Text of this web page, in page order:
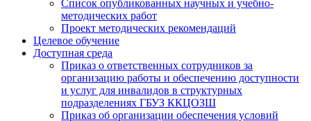
Список опубликованных научных и учебно-
методических работ
Проект методических рекомендаций
Целевое обучение
Доступная среда
Приказ о ответственных сотрудников за
организацию работы и обеспечению доступности
и услуг для инвалидов в структурных
подразделениях ГБУЗ ККЦОЗШ
Приказ об организации обеспечения условий